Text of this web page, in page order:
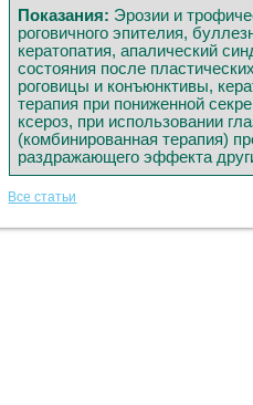
Показания: Эрозии и
роговичного эпителия,
кератопатия, апалический
состояния после
роговицы и конъюнктивы,
терапия при пониженной
ксероз, при использовании
(комбинированная терапия)
раздражающего эффекта
Все статьи